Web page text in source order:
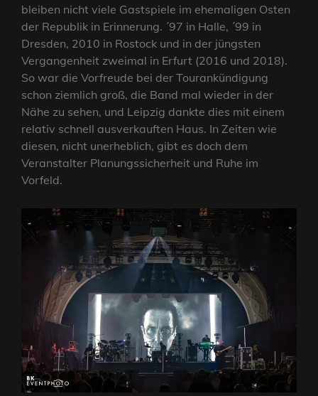
bleiben nicht viele Gastspiele im ehemaligen Osten
der Republik in Erinnerung. ´97 in Halle, ´99 in
Dresden, 2010 in Rostock und in der jüngsten
Vergangenheit zweimal in Erfurt (2016 und 2018).
So war die Vorfreude bei der Tourankündigung
schon ziemlich groß, die Band mal wieder in der
Nähe zu sehen, und Leipzig dankte dies mit einem
relativ schnell ausverkauften Haus. In Zeiten wie
diesen, nicht unerheblich, gibt es doch dem
Veranstalter Planungssicherheit und Ruhe im
Vorfeld.